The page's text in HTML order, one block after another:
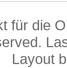
für die
Layout